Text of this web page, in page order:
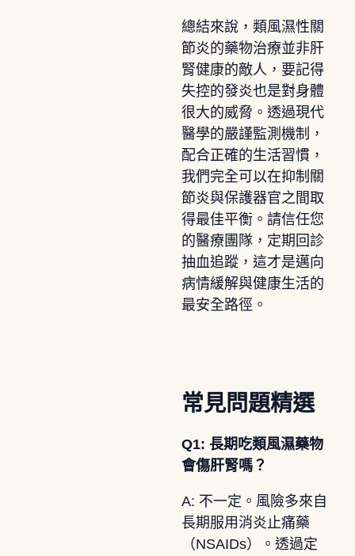
總結來說，類風濕性關
節炎的藥物治療並非肝
腎健康的敵人，要記得
失控的發炎也是對身體
很大的威脅。透過現代
醫學的嚴謹監測機制，
配合正確的生活習慣，
我們完全可以在抑制關
節炎與保護器官之間取
得最佳平衡。請信任您
的醫療團隊，定期回診
抽血追蹤，這才是邁向
病情緩解與健康生活的
最安全路徑。
常見問題精選
Q1: 長期吃類風濕藥物
會傷肝腎嗎？
A: 不一定。風險多來自
長期服用消炎止痛藥
（NSAIDs）。透過定